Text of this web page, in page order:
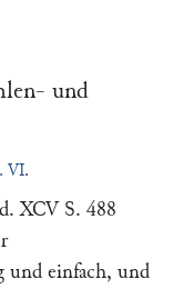
und
VI.
XCV S. 488
und einfach, und